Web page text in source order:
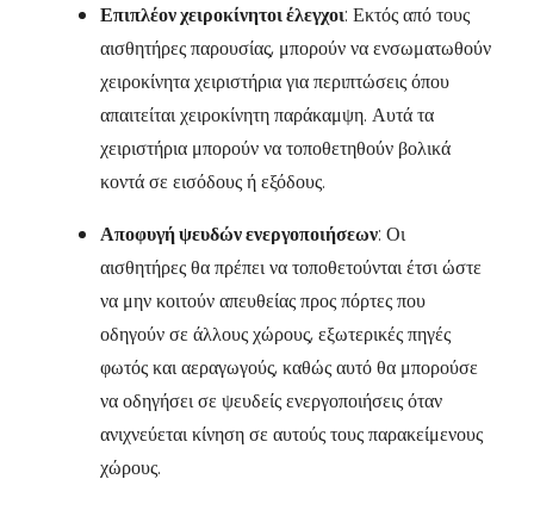
Επιπλέον χειροκίνητοι έλεγχοι: Εκτός από τους
αισθητήρες παρουσίας, μπορούν να ενσωματωθούν
χειροκίνητα χειριστήρια για περιπτώσεις όπου
απαιτείται χειροκίνητη παράκαμψη. Αυτά τα
χειριστήρια μπορούν να τοποθετηθούν βολικά
κοντά σε εισόδους ή εξόδους.
Αποφυγή ψευδών ενεργοποιήσεων: Οι
αισθητήρες θα πρέπει να τοποθετούνται έτσι ώστε
να μην κοιτούν απευθείας προς πόρτες που
οδηγούν σε άλλους χώρους, εξωτερικές πηγές
φωτός και αεραγωγούς, καθώς αυτό θα μπορούσε
να οδηγήσει σε ψευδείς ενεργοποιήσεις όταν
ανιχνεύεται κίνηση σε αυτούς τους παρακείμενους
χώρους.